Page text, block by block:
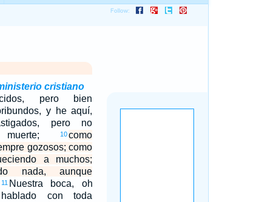
cristiano
pero bien
y he aquí,
pero no
muerte;
10 como
gozosos; como
a muchos;
nada, aunque
11 Nuestra boca, oh
con toda